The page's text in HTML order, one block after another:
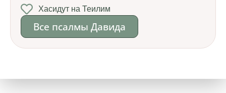
Хасидут на Теилим
Все псалмы Давида